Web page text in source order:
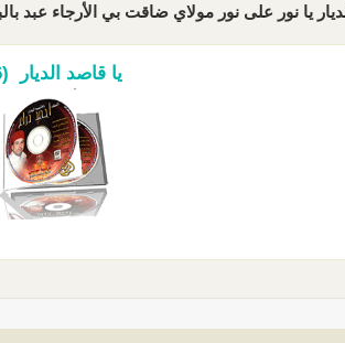
يا قاصد الديار (6)